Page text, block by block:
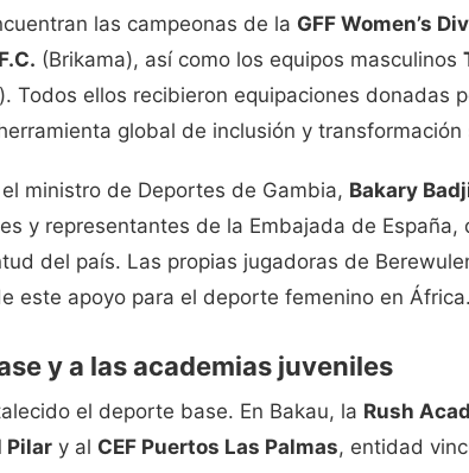
las campeonas de la GFF Women’s
(Brikama), así como los equipos masculinos
Todos ellos recibieron equipaciones donadas
global de inclusión y transformación
ministro de Deportes de Gambia, Bakary
y representantes de la Embajada de
del país. Las propias jugadoras de
este apoyo para el deporte femenino en África.
y a las academias juveniles
el deporte base. En Bakau, la Rush
Pilar y al CEF Puertos Las Palmas, entidad